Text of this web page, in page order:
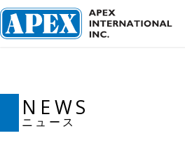
NEWS
ニュース